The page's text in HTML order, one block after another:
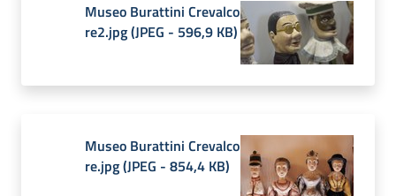
Museo Burattini Crevalco
re2.jpg(JPEG - 596,9 KB)
Museo Burattini Crevalco
re.jpg(JPEG - 854,4 KB)